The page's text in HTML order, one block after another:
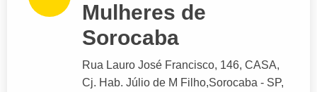
Mulheres de
Sorocaba
Rua Lauro José Francisco, 146, CASA,
Cj. Hab. Júlio de M Filho,Sorocaba - SP,